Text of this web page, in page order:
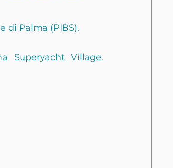
di Palma (PIBS).
Superyacht Village.